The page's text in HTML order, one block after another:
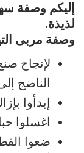
إليكم وصفة
لذيذة.
وصفة مربى
لإنجاح
الناضج
إبدأوا
اغسلوا
ضعوا